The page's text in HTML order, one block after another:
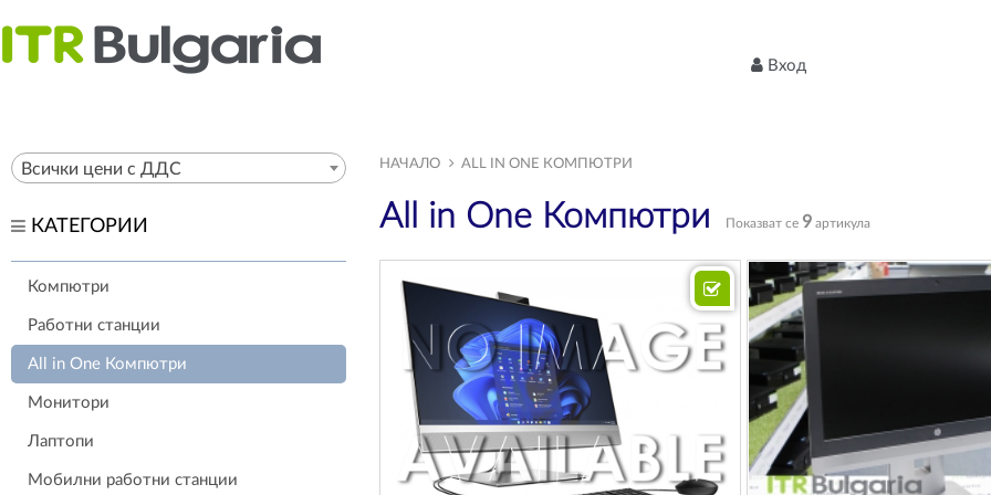
Вход
Всички цени с ДДС
КАТЕГОРИИ
Компютри
Работни станции
All in One Компютри
Монитори
Лаптопи
Мобилни работни станции
НАЧАЛО ALL IN ONE КОМПЮТРИ
All in One Компютри Показват се 9артикула